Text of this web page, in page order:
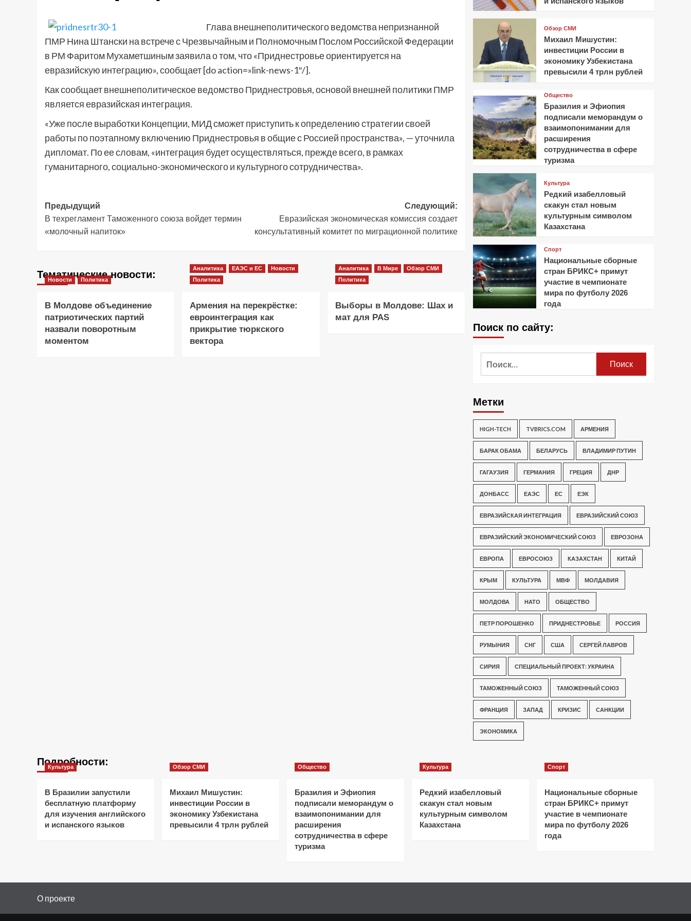
Глава внешнеполитического ведомства непризнанной
ПМР Нина Штански на встрече с Чрезвычайным и Полномочным Послом Российской Федерации
в РМ Фаритом Мухаметшиным заявила о том, что «Приднестровье ориентируется на
евразийскую интеграцию», сообщает [do action=»link-news-1″/].
Как сообщает внешнеполитическое ведомство Приднестровья, основой внешней политики ПМР
является евразийская интеграция.
«Уже после выработки Концепции, МИД сможет приступить к определению стратегии своей
работы по поэтапному включению Приднестровья в общие с Россией пространства», — уточнила
дипломат. По ее словам, «интеграция будет осуществляться, прежде всего, в рамках
гуманитарного, социально-экономического и культурного сотрудничества».
Навигация
записи
Предыдущий
В техрегламент Таможенного союза войдет термин
«молочный напиток»
Следующий:
Евразийская экономическая комиссия создает
консультативный комитет по миграционной политике
Тематические новости:
Новости Политика
В Молдове объединение
патриотических партий
назвали поворотным
моментом
Аналитика ЕАЭС и ЕС
Новости
Политика
Армения на перекрёстке:
евроинтеграция как
прикрытие тюркского
вектора
Аналитика В Мире
Обзор СМИ
Политика
Выборы в Молдове: Шах и
мат для PAS
Обзор СМИ
Михаил Мишустин:
инвестиции России в
экономику Узбекистана
превысили 4 трлн рублей
Общество
Бразилия и Эфиопия
подписали меморандум о
взаимопонимании для
расширения
сотрудничества в сфере
туризма
Культура
Редкий изабелловый
скакун стал новым
культурным символом
Казахстана
Спорт
Национальные сборные
стран БРИКС+ примут
участие в чемпионате
мира по футболу 2026
года
Поиск по сайту:
Метки
HIGH-TECH TVBRICS.COM АРМЕНИЯ
БАРАК ОБАМА БЕЛАРУСЬ ВЛАДИМИР ПУТИН
ГАГАУЗИЯ ГЕРМАНИЯ ГРЕЦИЯ ДНР
ДОНБАСС ЕАЭС ЕС ЕЭК
ЕВРАЗИЙСКАЯ ИНТЕГРАЦИЯ ЕВРАЗИЙСКИЙ СОЮЗ
ЕВРАЗИЙСКИЙ ЭКОНОМИЧЕСКИЙ СОЮЗ ЕВРОЗОНА
ЕВРОПА ЕВРОСОЮЗ КАЗАХСТАН КИТАЙ
КРЫМ КУЛЬТУРА МВФ МОЛДАВИЯ
МОЛДОВА НАТО ОБЩЕСТВО
ПЕТР ПОРОШЕНКО ПРИДНЕСТРОВЬЕ РОССИЯ
РУМЫНИЯ СНГ США СЕРГЕЙ ЛАВРОВ
СИРИЯ СПЕЦИАЛЬНЫЙ ПРОЕКТ: УКРАИНА
ТАМОЖЕННЫЙ СОЮЗ ТАМОЖЕННЫЙ СОЮЗ
ФРАНЦИЯ ЗАПАД КРИЗИС САНКЦИИ
ЭКОНОМИКА
Подробности:
Культура
В Бразилии запустили
бесплатную платформу
для изучения английского
и испанского языков
Обзор СМИ
Михаил Мишустин:
инвестиции России в
экономику Узбекистана
превысили 4 трлн рублей
Общество
Бразилия и Эфиопия
подписали меморандум о
взаимопонимании для
расширения
сотрудничества в сфере
туризма
Культура
Редкий изабелловый
скакун стал новым
культурным символом
Казахстана
Спорт
Национальные сборные
стран БРИКС+ примут
участие в чемпионате
мира по футболу 2026
года
О проекте